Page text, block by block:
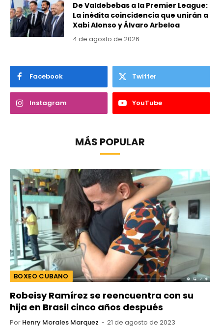
De Valdebebas a la Premier League:
La inédita coincidencia que unirán a
Xabi Alonso y Álvaro Arbeloa
4 de agosto de 2026
Facebook Twitter
Instagram YouTube
MÁS POPULAR
BOXEO CUBANO
Robeisy Ramírez se reencuentra con su
hija en Brasil cinco años después
Por Henry Morales Marquez 21 de agosto de 2023